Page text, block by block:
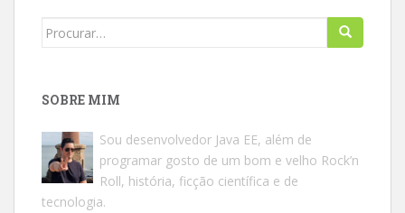
Search
SOBRE MIM
Sou desenvolvedor Java EE, além de
programar gosto de um bom e velho Rock’n
Roll, história, ficção científica e de
tecnologia.